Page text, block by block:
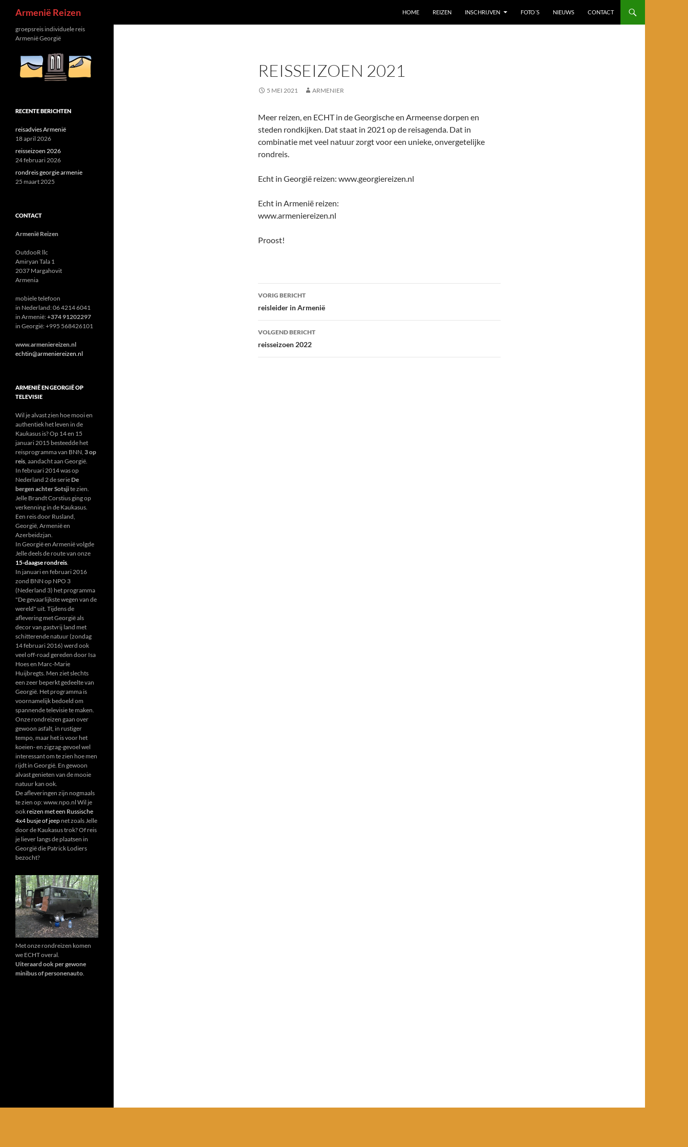
Armenië Reizen
HOME
REIZEN INSCHRIJVEN FOTO´S NIEUWS CONTACT
REISSEIZOEN 2021
5 MEI 2021 ARMENIER
Meer reizen, en ECHT in de Georgische en Armeense dorpen en
steden rondkijken. Dat staat in 2021 op de reisagenda. Dat in
combinatie met veel natuur zorgt voor een unieke, onvergetelijke
rondreis.
Echt in Georgië reizen: www.georgiereizen.nl
Echt in Armenië reizen:
www.armeniereizen.nl
Proost!
Bericht
navigatie
VORIG BERICHT
reisleider in Armenië
VOLGEND BERICHT
reisseizoen 2022
groepsreis individuele reis
Armenië Georgië
RECENTE BERICHTEN
reisadvies Armenië
18 april 2026
reisseizoen 2026
24 februari 2026
rondreis georgie armenie
25 maart 2025
CONTACT
Armenië Reizen
OutdooR llc
Amiryan Tala 1
2037 Margahovit
Armenia
mobiele telefoon
in Nederland: 06 4214 6041
in Armenië:+374 91202297
in Georgië: +995 568426101
www.armeniereizen.nl
echtin@armeniereizen.nl
ARMENIË EN GEORGIË OP
TELEVISIE
Wil je alvast zien hoe mooi en
authentiek het leven in de
Kaukasus is? Op 14 en 15
januari 2015 besteedde het
reisprogramma van BNN, 3 op
reis, aandacht aan Georgië.
In februari 2014 was op
Nederland 2 de serie De
bergen achter Sotsjite zien.
Jelle Brandt Corstius ging op
verkenning in de Kaukasus.
Een reis door Rusland,
Georgië, Armenië en
Azerbeidzjan.
In Georgië en Armenië volgde
Jelle deels de route van onze
15-daagse rondreis.
In januari en februari 2016
zond BNN op NPO 3
(Nederland 3) het programma
"De gevaarlijkste wegen van de
wereld" uit. Tijdens de
aflevering met Georgië als
decor van gastvrij land met
schitterende natuur (zondag
14 februari 2016) werd ook
veel off-road gereden door Isa
Hoes en Marc-Marie
Huijbregts. Men ziet slechts
een zeer beperkt gedeelte van
Georgië. Het programma is
voornamelijk bedoeld om
spannende televisie te maken.
Onze rondreizen gaan over
gewoon asfalt, in rustiger
tempo, maar het is voor het
koeien- en zigzag-gevoel wel
interessant om te zien hoe men
rijdt in Georgië. En gewoon
alvast genieten van de mooie
natuur kan ook.
De afleveringen zijn nogmaals
te zien op: www.npo.nl Wil je
ookreizen met een Russische
4x4 busje of jeep net zoals Jelle
door de Kaukasus trok? Of reis
je liever langs de plaatsen in
Georgië die Patrick Lodiers
bezocht?
Met onze rondreizen komen
we ECHT overal.
Uiteraard ook per gewone
minibus of personenauto